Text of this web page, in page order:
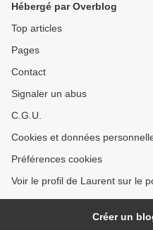
Hébergé par Overblog
Top articles
Pages
Contact
Signaler un abus
C.G.U.
Cookies et données
Préférences cookies
Voir le profil de Laurent sur le
Créer un